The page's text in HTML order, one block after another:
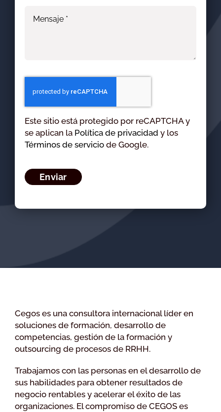
Este sitio está protegido por reCAPTCHA y
se aplican la Política de privacidad y los
Términos de serviciode Google.
Enviar
Cegos es una consultora internacional líder en
soluciones de formación, desarrollo de
competencias, gestión de la formación y
outsourcing de procesos de RRHH.
Trabajamos con las personas en el desarrollo de
sus habilidades para obtener resultados de
negocio rentables y acelerar el éxito de las
organizaciones. El compromiso de CEGOS es